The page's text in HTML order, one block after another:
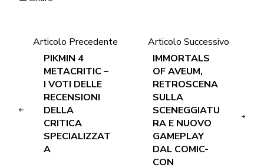
Articolo Precedente
PIKMIN 4
METACRITIC –
I VOTI DELLE
RECENSIONI
DELLA
CRITICA
SPECIALIZZAT
A
Articolo Successivo
IMMORTALS
OF AVEUM,
RETROSCENA
SULLA
SCENEGGIATU
RA E NUOVO
GAMEPLAY
DAL COMIC-
CON